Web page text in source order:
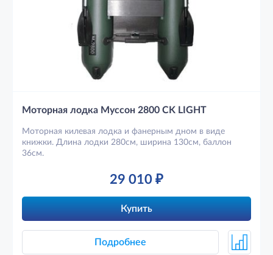
Моторная лодка Муссон 2800 CK LIGHT
Моторная килевая лодка и фанерным дном в виде
книжки. Длина лодки 280см, ширина 130см, баллон
36см.
29 010 ₽
Купить
Подробнее